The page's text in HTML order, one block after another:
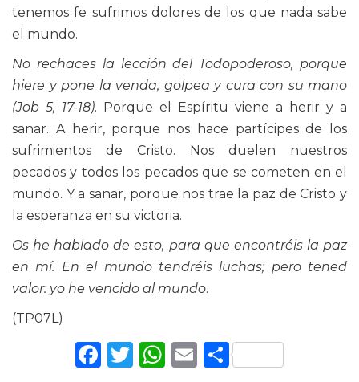
tenemos fe sufrimos dolores de los que nada sabe
el mundo.
No rechaces la lección del Todopoderoso, porque
hiere y pone la venda, golpea y cura con su mano
(Job 5, 17-18). Porque el Espíritu viene a herir y a
sanar. A herir, porque nos hace partícipes de los
sufrimientos de Cristo. Nos duelen nuestros
pecados y todos los pecados que se cometen en el
mundo. Y a sanar, porque nos trae la paz de Cristo y
la esperanza en su victoria.
Os he hablado de esto, para que encontréis la paz
en mí. En el mundo tendréis luchas; pero tened
valor: yo he vencido al mundo.
(TP07L)
Facebook
Twitter
WhatsApp
Email